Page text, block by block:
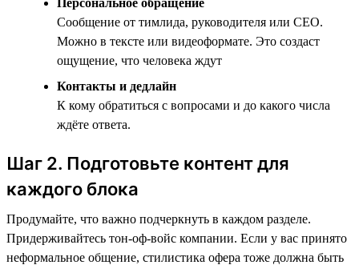
Сообщение от тимлида, руководителя или CEO.
Можно в тексте или видеоформате. Это создаст
ощущение, что человека ждут
Контакты и дедлайн
К кому обратиться с вопросами и до какого числа
ждёте ответа.
Шаг 2. Подготовьте контент для
каждого блока
Продумайте, что важно подчеркнуть в каждом разделе.
Придерживайтесь тон-оф-войс компании. Если у вас принято
неформальное общение, стилистика офера тоже должна быть